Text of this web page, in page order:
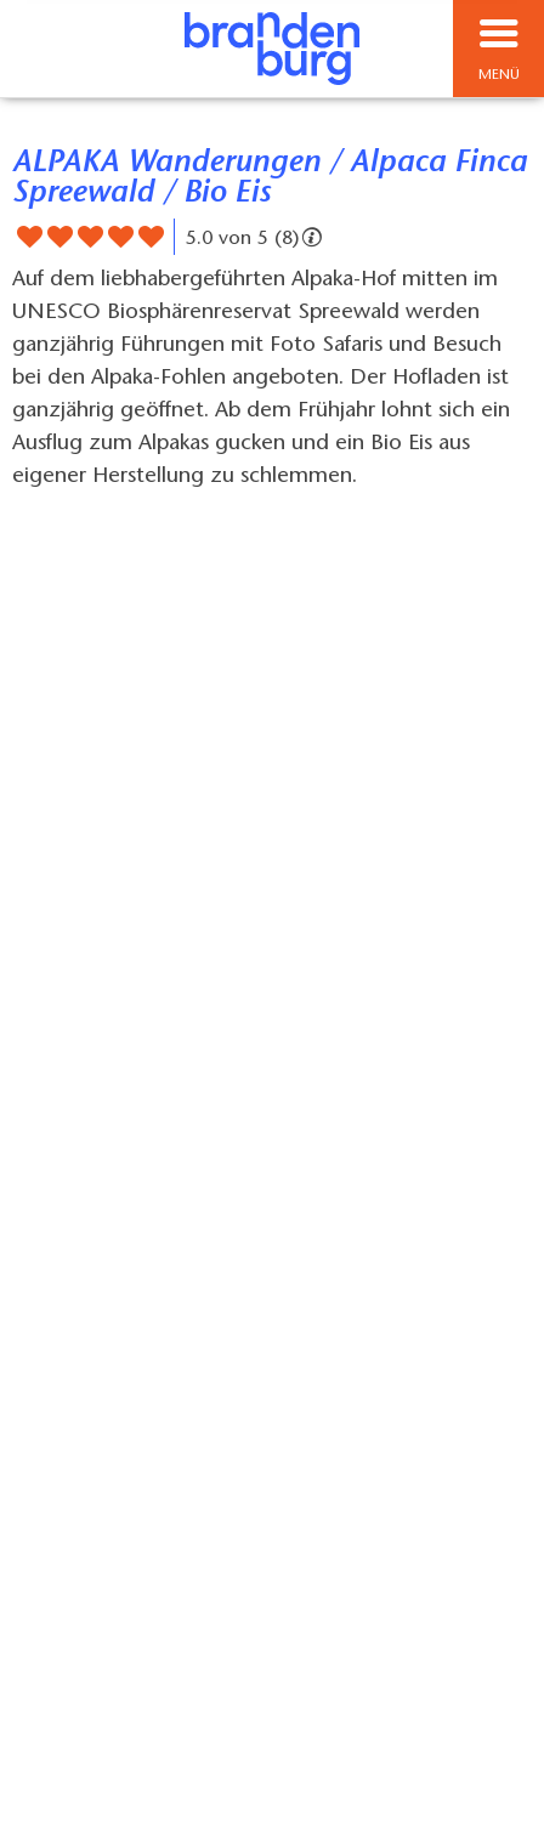
MENÜ
ALPAKA Wanderungen / Alpaca Finca
Spreewald / Bio Eis
5.0 von 5 (8)
Auf dem liebhabergeführten Alpaka-Hof mitten im
UNESCO Biosphärenreservat Spreewald werden
ganzjährig Führungen mit Foto Safaris und Besuch
bei den Alpaka-Fohlen angeboten. Der Hofladen ist
ganzjährig geöffnet. Ab dem Frühjahr lohnt sich ein
Ausflug zum Alpakas gucken und ein Bio Eis aus
eigener Herstellung zu schlemmen.